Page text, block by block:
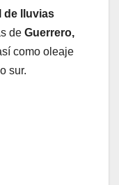
de lluvias
de Guerrero,
como oleaje
sur.